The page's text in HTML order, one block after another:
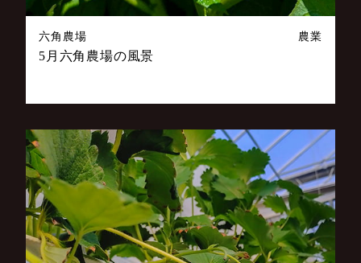
六角農場 農業
5月六角農場の風景